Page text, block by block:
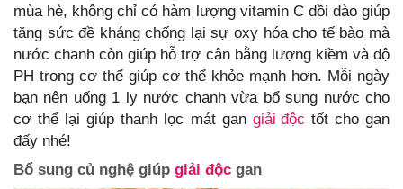
mùa hè, không chỉ có hàm lượng vitamin C dồi dào giúp
tăng sức đề kháng chống lại sự oxy hóa cho tế bào mà
nước chanh còn giúp hỗ trợ cân bằng lượng kiềm và độ
PH trong cơ thể giúp cơ thể khỏe mạnh hơn. Mỗi ngày
bạn nên uống 1 ly nước chanh vừa bổ sung nước cho
cơ thể lại giúp thanh lọc mát gan giải độc tốt cho gan
đấy nhé!
Bổ sung củ nghệ giúp giải độc gan